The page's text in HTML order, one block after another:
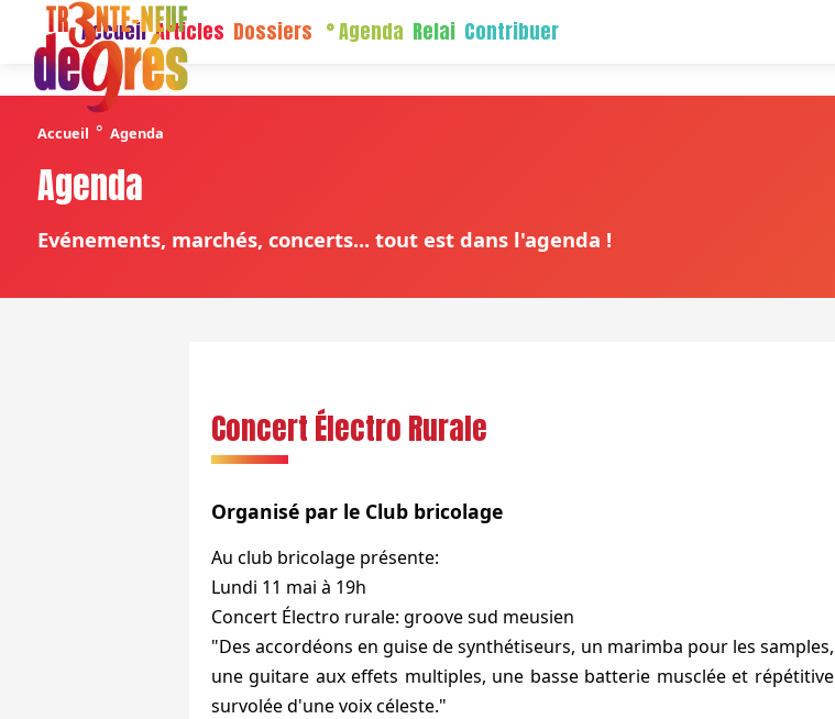
Accueil Articles Dossiers Agenda Relai Contribuer
Accueil ° Agenda
Agenda
Evénements, marchés, concerts... tout est dans l'agenda !
Concert Électro Rurale
Organisé par le Club bricolage
Au club bricolage présente:
Lundi 11 mai à 19h
Concert Électro rurale: groove sud meusien
"Des accordéons en guise de synthétiseurs, un marimba pour les samples,
une guitare aux effets multiples, une basse batterie musclée et répétitive
survolée d'une voix céleste."